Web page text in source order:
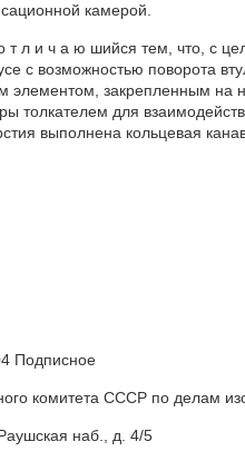
камерой.
т л и ч а ю шийся тем, что, с
с возможностью поворота
элементом, закрепленным на
толкателем для
выполнена кольцевая
Подписное
комитета СССР по делам
наб., д. 4/5